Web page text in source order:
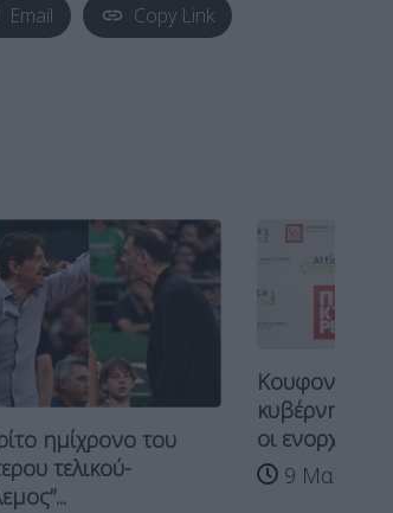
Email Copy Link
Κουφονικολάκου κατά
κυβέρνησης: ”Eνοχλούνται
οι ενορχηστρωτές της...
9 Μαΐου, 2026